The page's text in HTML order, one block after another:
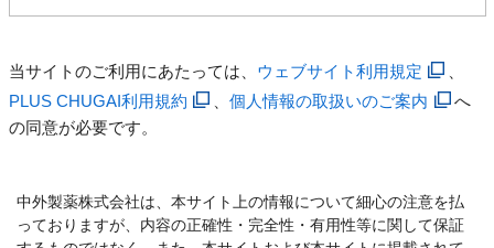
当サイトのご利用にあたっては、 ウェブサイト利用規定
PLUS CHUGAI利用規約
、個人情報の取扱いのご案内
へ
の同意が必要です。
中外製薬株式会社は、本サイト上の情報について細心の注意を払
っておりますが、内容の正確性・完全性・有用性等に関して保証